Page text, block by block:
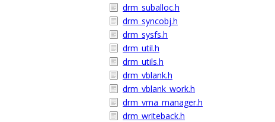
drm_suballoc.h
drm_syncobj.h
drm_sysfs.h
drm_util.h
drm_utils.h
drm_vblank.h
drm_vblank_work.h
drm_vma_manager.h
drm_writeback.h